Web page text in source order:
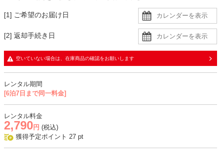
[1] ご希望のお届け日
[2] 返却手続き日
空いていない場合は、在庫商品の確認をお願いします
レンタル期間
[6泊7日まで同一料金]
レンタル料金
2,790 円 (税込)
獲得予定ポイント 27 pt